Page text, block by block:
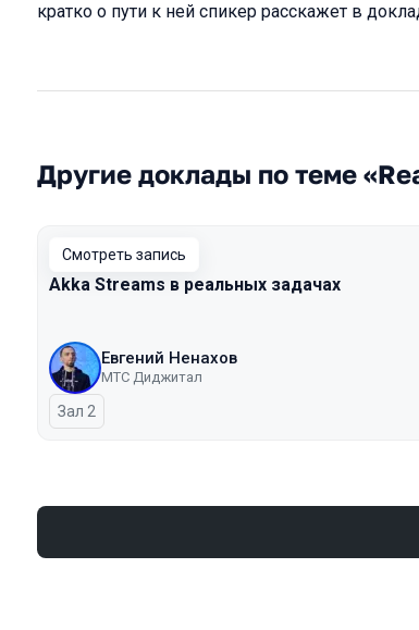
кратко о пути к ней спикер расскажет в
Другие доклады по теме
Смотреть запись
Akka Streams в реальных задачах
Евгений Ненахов
МТС Диджитал
Зал 2